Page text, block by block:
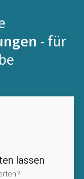
- für
lassen